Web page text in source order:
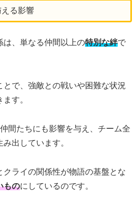
る影響
は、単なる仲間以上の特別な絆で
で、強敵との戦いや困難な状況
す。
間たちにも影響を与え、チーム全
出しています。
クライの関係性が物語の基盤とな
ものにしているのです。